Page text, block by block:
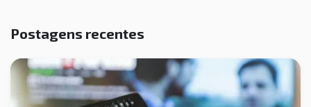
Postagens recentes